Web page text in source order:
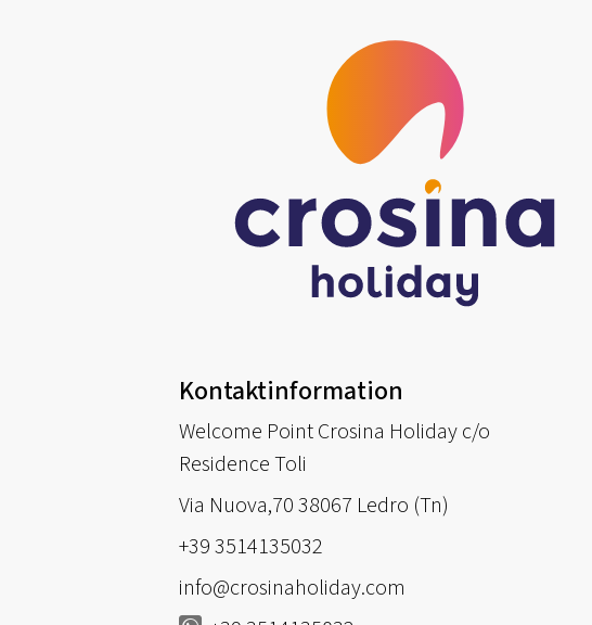
Kontaktinformation
Welcome Point Crosina Holiday c/o
Residence Toli
Via Nuova,70 38067 Ledro (Tn)
+39 3514135032
info@crosinaholiday.com